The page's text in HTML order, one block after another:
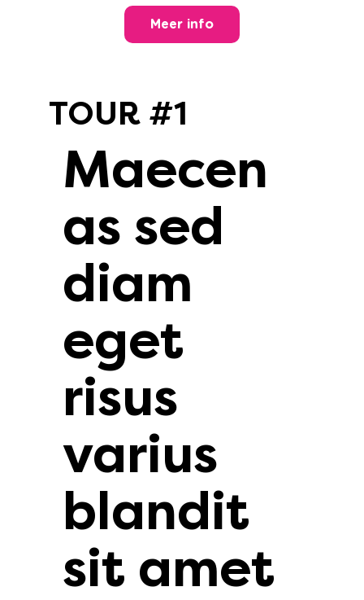
Meer info
Maecen
as sed
diam
eget
risus
varius
blandit
sit amet
TOUR #1